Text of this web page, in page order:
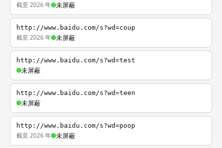
截至 2026 年 未屏蔽
http://www.baidu.com/s?wd=coup
截至 2026 年 未屏蔽
http://www.baidu.com/s?wd=test
未屏蔽
http://www.baidu.com/s?wd=teen
未屏蔽
http://www.baidu.com/s?wd=poop
截至 2026 年 未屏蔽